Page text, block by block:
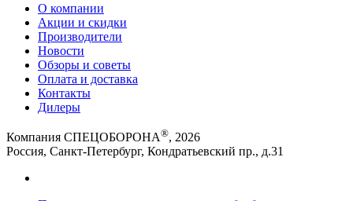
О компании
Акции и скидки
Производители
Новости
Обзоры и советы
Оплата и доставка
Контакты
Дилеры
Компания СПЕЦОБОРОНА®, 2026
Россия, Санкт-Петербург, Кондратьевский пр., д.31